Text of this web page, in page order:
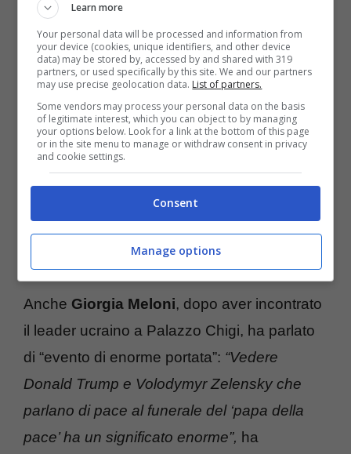
bilaterale con Zelensky, si è detto
soddisfatto:“Siamo finalmente a un punto di
svolta. L’Ucraina è pronta per un cessate il
fuoco incondizionato. Ora tocca al presidente
Putin dimostrare che desidera davvero la
pace”.
Papa Francesco, l’ultimo
pontefice del popolo
Anche Giorgia Meloni, dopo aver incontrato
il leader ucraino a Palazzo Chigi, ha parlato
di “evento di enorme portata”: “Vedere
Donald Trump e Volodymyr Zelensky che
parlano di pace al funerale del ‘papa della
pace’ ha un significato enorme”, ha
Learn more
Your personal data will be processed and information from
your device (cookies, unique identifiers, and other device
data) may be stored by, accessed by and shared with 319
partners, or used specifically by this site. We and our partners
may use precise geolocation data. List of partners.
Some vendors may process your personal data on the basis
of legitimate interest, which you can object to by managing
your options below. Look for a link at the bottom of this page
or in the site menu to manage or withdraw consent in privacy
and cookie settings.
Consent
Manage options